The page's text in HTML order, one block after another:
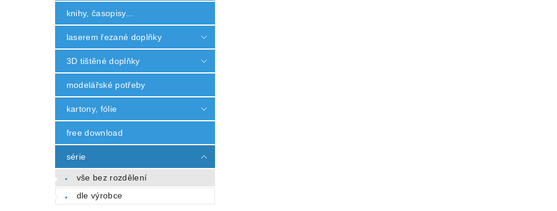
knihy, časopisy...
laserem řezané doplňky
3D tištěné doplňky
modelářské potřeby
kartony, fólie
free download
série
vše bez rozdělení
dle výrobce